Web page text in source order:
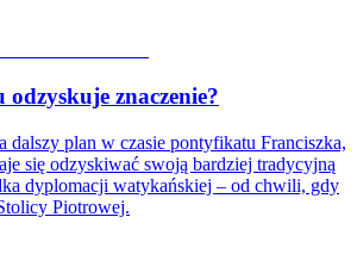
znaczenie?
dalszy plan w czasie pontyfikatu Franciszka,
się odzyskiwać swoją bardziej tradycyjną
dyplomacji watykańskiej – od chwili, gdy
Piotrowej.